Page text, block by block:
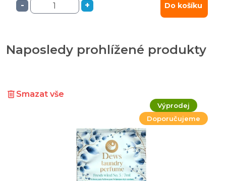
- + Do košíku
Naposledy prohlížené produkty
Smazat vše
Výprodej
Doporučujeme